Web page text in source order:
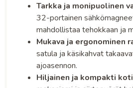
Tarkka ja monipuolinen
32-portainen
mahdollistaa tehokkaan ja
Mukava ja ergonominen
satula ja käsikahvat
ajoasennon.
Hiljainen ja kompakti